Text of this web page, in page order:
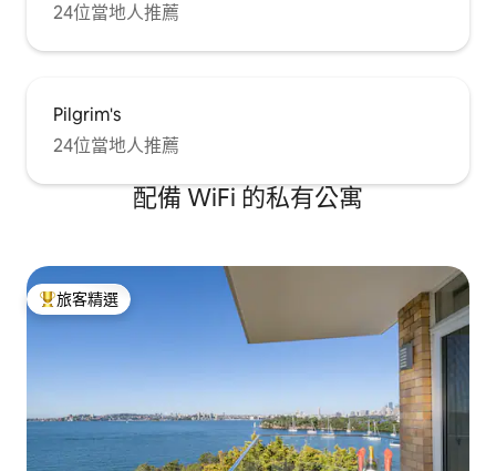
24位當地人推薦
Pilgrim's
24位當地人推薦
配備 WiFi 的私有公寓
旅客精選榜首
旅客精選